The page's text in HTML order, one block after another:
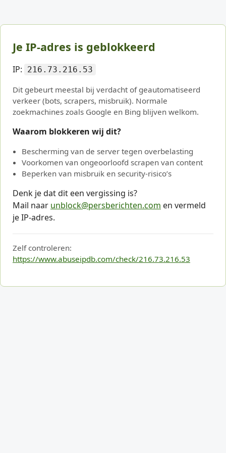
Je IP-adres is geblokkeerd
IP: 216.73.216.53
Dit gebeurt meestal bij verdacht of geautomatiseerd
verkeer (bots, scrapers, misbruik). Normale
zoekmachines zoals Google en Bing blijven welkom.
Waarom blokkeren wij dit?
Bescherming van de server tegen overbelasting
Voorkomen van ongeoorloofd scrapen van content
Beperken van misbruik en security-risico’s
Denk je dat dit een vergissing is?
Mail naar unblock@persberichten.com en vermeld
je IP-adres.
Zelf controleren:
https://www.abuseipdb.com/check/216.73.216.53